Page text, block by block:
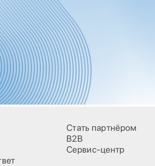
Стать партнёром
B2B
Сервис-центр